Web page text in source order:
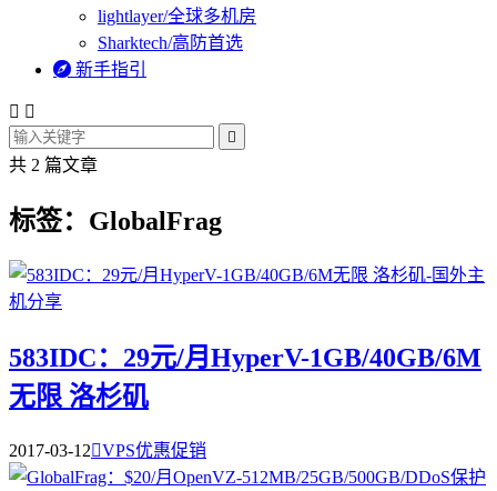
lightlayer/全球多机房
Sharktech/高防首选
 新手指引
 

共 2 篇文章
标签：GlobalFrag
583IDC：29元/月HyperV-1GB/40GB/6M
无限 洛杉矶
2017-03-12VPS优惠促销